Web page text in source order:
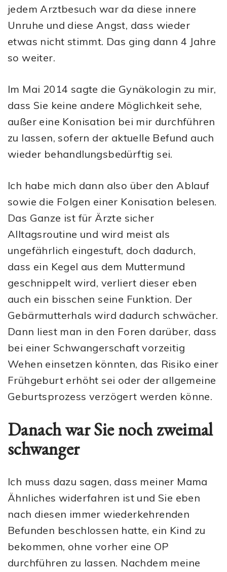
jedem Arztbesuch war da diese innere
Unruhe und diese Angst, dass wieder
etwas nicht stimmt. Das ging dann 4 Jahre
so weiter.
Im Mai 2014 sagte die Gynäkologin zu mir,
dass Sie keine andere Möglichkeit sehe,
außer eine Konisation bei mir durchführen
zu lassen, sofern der aktuelle Befund auch
wieder behandlungsbedürftig sei.
Ich habe mich dann also über den Ablauf
sowie die Folgen einer Konisation belesen.
Das Ganze ist für Ärzte sicher
Alltagsroutine und wird meist als
ungefährlich eingestuft, doch dadurch,
dass ein Kegel aus dem Muttermund
geschnippelt wird, verliert dieser eben
auch ein bisschen seine Funktion. Der
Gebärmutterhals wird dadurch schwächer.
Dann liest man in den Foren darüber, dass
bei einer Schwangerschaft vorzeitig
Wehen einsetzen könnten, das Risiko einer
Frühgeburt erhöht sei oder der allgemeine
Geburtsprozess verzögert werden könne.
Danach war Sie noch zweimal
schwanger
Ich muss dazu sagen, dass meiner Mama
Ähnliches widerfahren ist und Sie eben
nach diesen immer wiederkehrenden
Befunden beschlossen hatte, ein Kind zu
bekommen, ohne vorher eine OP
durchführen zu lassen. Nachdem meine